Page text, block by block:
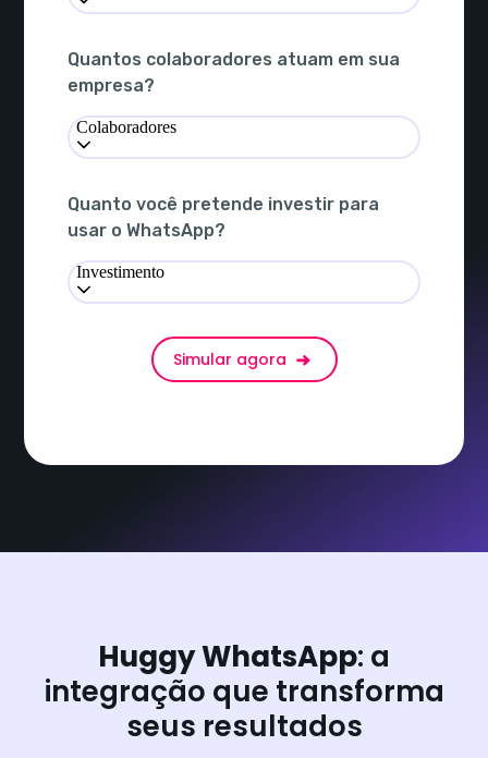
Quantos colaboradores atuam em sua
empresa?
Colaboradores
Quanto você pretende investir para
usar o WhatsApp?
Investimento
Simular agora
Huggy WhatsApp: a
integração que transforma
seus resultados